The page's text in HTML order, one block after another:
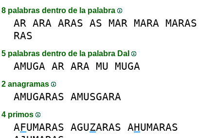
8 palabras dentro de la palabra
AR ARA ARAS AS MAR MARA MARAS
RAS
5 palabras dentro de la palabra DaI
AMUGA AR ARA MU MUGA
2 anagramas
AMUGARAS AMUSGARA
4 primos
AFUMARAS AGUZARAS AHUMARAS